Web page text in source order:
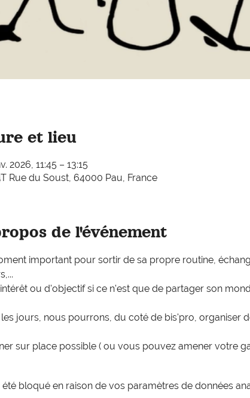
et lieu
2026, 11:45 – 13:15
Rue du Soust, 64000 Pau, France
de l'événement
important pour sortir de sa propre routine,
ou d'objectif si ce n'est que de partager son
jours, nous pourrons, du coté de bis'pro, organiser
sur place possible ( ou vous pouvez amener votre
bloqué en raison de vos paramètres de données